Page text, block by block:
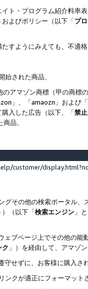
ト・プログラム紹介料率
よびポリシー（以下「プ
すようにみえても、不適
された商品、
アマゾン商標（甲の商
」、「amaozn」および
入した広告（以下、「禁
品、
customer/
グその他の検索ポータル
（以下「検索エンジン 」
ェブページ上でその他の
ク 」）を経由して、アマゾ
守せずに、お客様に購入さ
ンクが適正にフォーマッ